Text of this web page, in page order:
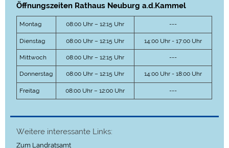
Öffnungszeiten Rathaus Neuburg a.d.Kammel
Montag 08:00 Uhr – 12:15 Uhr ---
Dienstag 08:00 Uhr – 12:15 Uhr 14:00 Uhr - 17:00 Uhr
Mittwoch 08:00 Uhr – 12:15 Uhr ---
Donnerstag 08:00 Uhr – 12:15 Uhr 14:00 Uhr - 18:00 Uhr
Freitag 08:00 Uhr – 12:00 Uhr ---
Weitere interessante Links:
Zum Landratsamt